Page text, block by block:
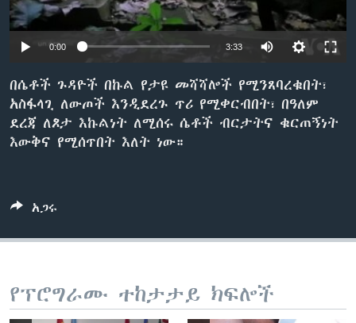
0:00 3:33
በሴቶች ጉዳዮች በኩል የታዩ መሻሻሎች የሚንጸባረቁበት፣
አስፋላጊ ለውጦች እንዲደረጉ ጥሪ የሚቀርብበት፣ በዓለም
ደረጃ ለጾታ እኩልነት ለሚሰሩ ሴቶች ብርታትና ቁርጠኝነት
እውቅና የሚሰጥበት እለት ነው።
አጋሩ
የፕሮግራሙ ተከታታይ ክፍሎች